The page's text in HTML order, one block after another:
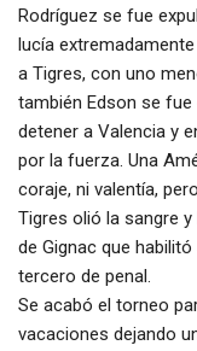
Rodríguez se fue
lucía
a Tigres, con uno
también Edson se
detener a Valencia y
por la fuerza. Una
coraje, ni valentía,
Tigres olió la sangre
de Gignac que
tercero de penal.
Se acabó el torneo
vacaciones dejando